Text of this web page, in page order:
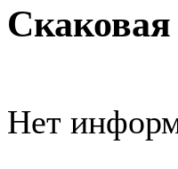
Нет